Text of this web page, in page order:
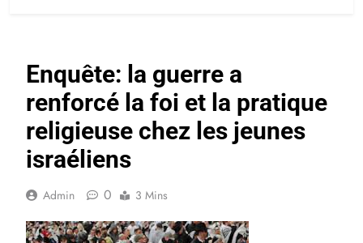
Enquête: la guerre a
renforcé la foi et la pratique
religieuse chez les jeunes
israéliens
Admin 0 3 Mins